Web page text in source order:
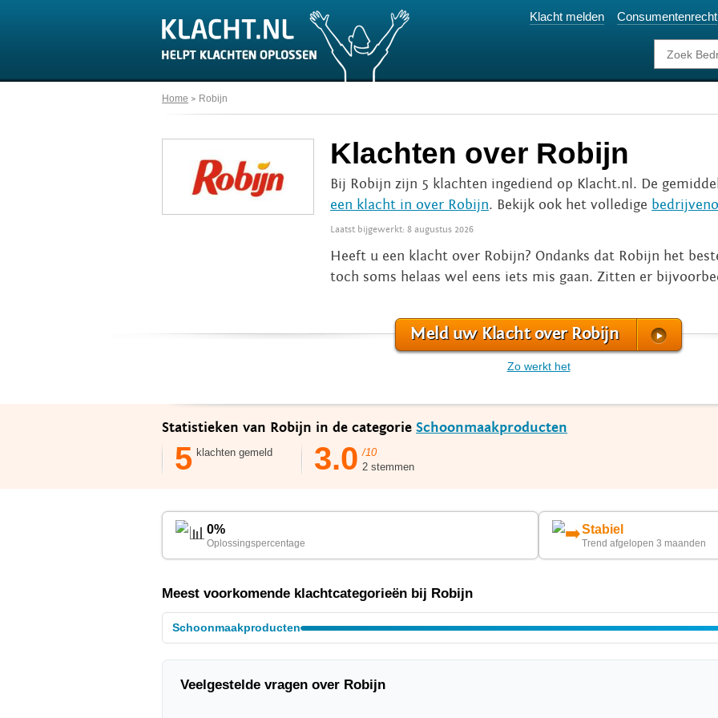
Klacht melden Consumentenrecht
Home Robijn
Klachten over Robijn
Bij Robijn zijn 5 klachten ingediend op Klacht.nl. De
een klacht in over Robijn. Bekijk ook het volledige
Laatst bijgewerkt: 8 augustus 2026
Heeft u een klacht over Robijn? Ondanks dat Robijn het
toch soms helaas wel eens iets mis gaan. Zitten er
Meld uw Klacht over Robijn
Zo werkt het
Statistieken van Robijn in de categorie Schoonmaakproducten
5 klachten gemeld 3.0 /10
2 stemmen
0%
Oplossingspercentage
Stabiel
Trend afgelopen 3 maanden
Meest voorkomende klachtcategorieën bij Robijn
Schoonmaakproducten
Veelgestelde vragen over Robijn